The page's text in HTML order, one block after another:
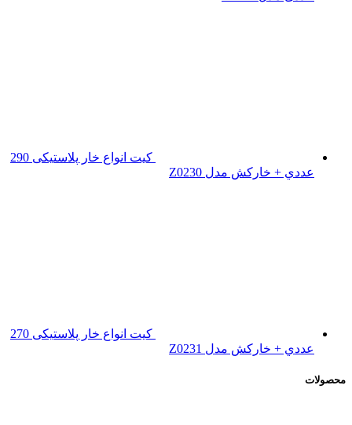
کیت انواع خار پلاستیکی 290
عددي + خارکش مدل Z0230
کیت انواع خار پلاستیکی 270
عددي + خارکش مدل Z0231
محصولات